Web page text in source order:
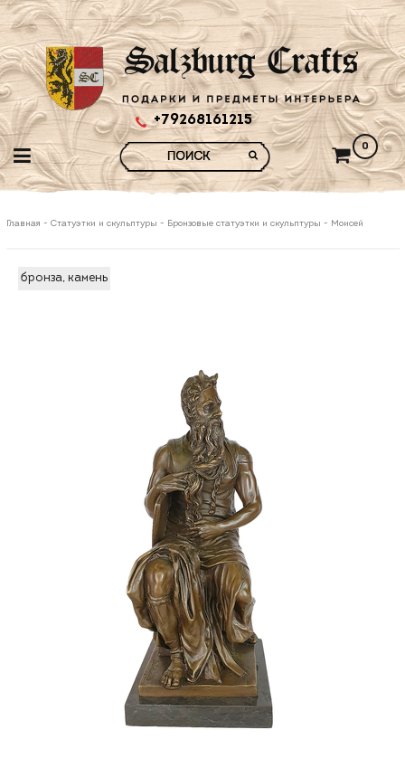
+79268161215
0
Главная - Статуэтки и скульптуры - Бронзовые статуэтки и скульптуры - Моисей
бронза, камень